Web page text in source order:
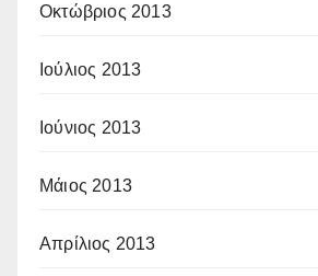
Οκτώβριος 2013
Ιούλιος 2013
Ιούνιος 2013
Μάιος 2013
Απρίλιος 2013